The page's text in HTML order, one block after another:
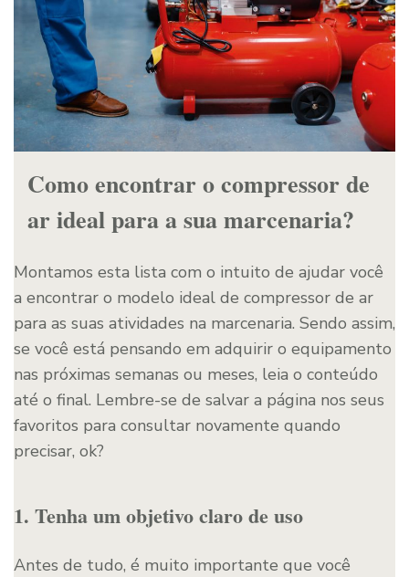
Como encontrar o compressor de
ar ideal para a sua marcenaria?
Montamos esta lista com o intuito de ajudar você
a encontrar o modelo ideal de compressor de ar
para as suas atividades na marcenaria. Sendo assim,
se você está pensando em adquirir o equipamento
nas próximas semanas ou meses, leia o conteúdo
até o final. Lembre-se de salvar a página nos seus
favoritos para consultar novamente quando
precisar, ok?
1. Tenha um objetivo claro de uso
Antes de tudo, é muito importante que você